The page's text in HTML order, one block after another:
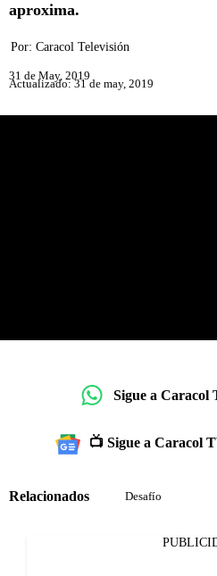
aproxima.
Por: Caracol Televisión
31 de May, 2019
Actualizado: 31 de may, 2019
Sigue a Caracol
📺 Sigue a Caracol
Relacionados Desafío